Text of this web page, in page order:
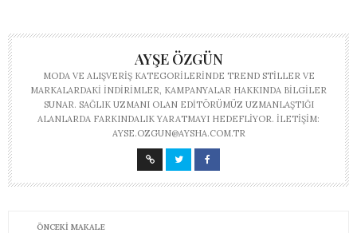
AYŞE ÖZGÜN
MODA VE ALIŞVERIŞ KATEGORILERINDE TREND STILLER VE
MARKALARDAKI INDIRIMLER, KAMPANYALAR HAKKINDA BILGILER
SUNAR. SAĞLIK UZMANI OLAN EDITÖRÜMÜZ UZMANLAŞTIĞI
ALANLARDA FARKINDALIK YARATMAYI HEDEFLIYOR. İLETIŞIM:
AYSE.OZGUN@AYSHA.COM.TR
ÖNCEKI MAKALE